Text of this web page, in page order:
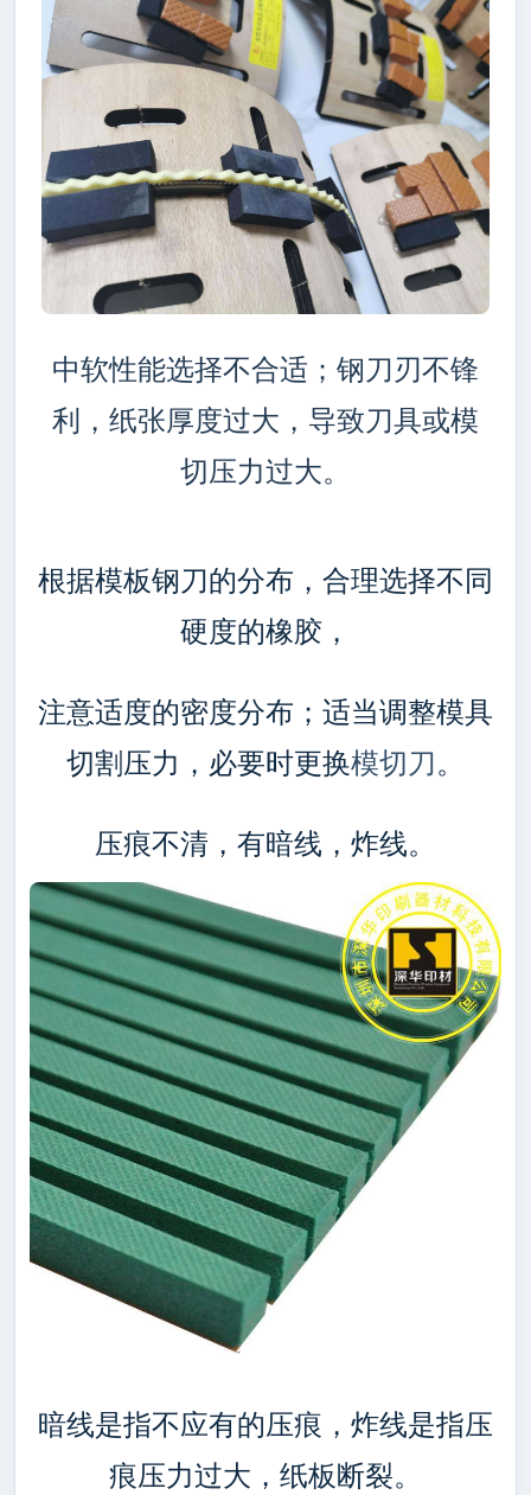
中软性能选择不合适；钢刀刃不锋
利，纸张厚度过大，导致刀具或模
切压力过大。
根据模板钢刀的分布，合理选择不同
硬度的橡胶，
注意适度的密度分布；适当调整模具
切割压力，必要时更换模切刀。
压痕不清，有暗线，炸线。
暗线是指不应有的压痕，炸线是指压
痕压力过大，纸板断裂。